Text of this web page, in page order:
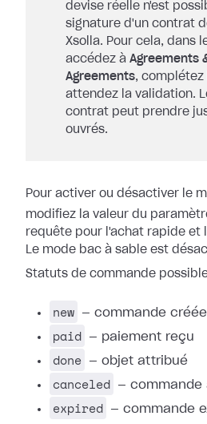
devise réelle n'est
signature d'un contrat
Xsolla. Pour cela, dans
accédez à Agreements
Agreements,
attendez la validation.
contrat peut prendre
ouvrés.
Pour activer ou désactiver le
modifiez la valeur du
requête pour l'achat rapide et
Le mode bac à sable est
Statuts de commande
new — commande créée
paid — paiement reçu
done — objet attribué
canceled — commande
expired — commande